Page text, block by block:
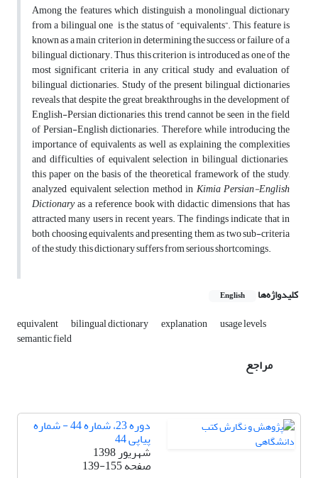
Among the features which distinguish a monolingual dictionary
from a bilingual one is the status of “equivalents”. This feature is
known as a main criterion in determining the success or failure of a
bilingual dictionary. Thus, this criterion is introduced as one of the
most significant criteria in any critical study and evaluation of
bilingual dictionaries. Study of the present bilingual dictionaries
reveals that despite the great breakthroughs in the development of
English-Persian dictionaries, this trend cannot be seen in the field
of Persian-English dictionaries. Therefore, while introducing the
importance of equivalents as well as explaining the complexities
and difficulties of equivalent selection in bilingual dictionaries,
this paper on the basis of the theoretical framework of the study,
analyzed equivalent selection method inKimia Persian-English
Dictionaryas a reference book with didactic dimensions that has
attracted many users in recent years. The findings indicate that in
both choosing equivalents and presenting them, as two sub-criteria
of the study, this dictionary suffers from serious shortcomings.
کلیدواژه‌ها English
equivalent bilingual dictionary explanation usage levels
semantic field
مراجع
دوره 23، شماره 44 - شماره
پیاپی 44
شهریور 1398
صفحه139-155